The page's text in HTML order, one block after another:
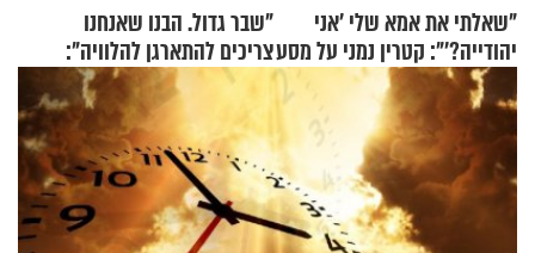
"שאלתי את אמא שלי 'אני
יהודייה?'": קטרין נמני על מסע
ההתחזקות המרגש
"שבר גדול. הבנו שאנחנו
צריכים להתארגן להלוויה":
זוגיות במבחן, הפעם עם מרים
וגד דנינו